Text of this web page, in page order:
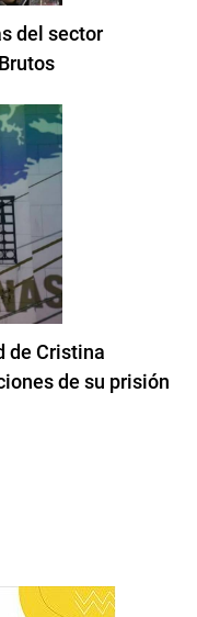
del sector
de Cristina
de su prisión